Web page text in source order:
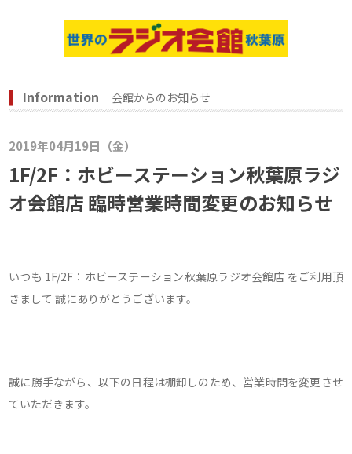
Information 会館からのお知らせ
2019年04月19日（金）
1F/2F：ホビーステーション秋葉原ラジ
オ会館店 臨時営業時間変更のお知らせ
いつも 1F/2F：ホビーステーション秋葉原ラジオ会館店 をご利用頂
きまして 誠にありがとうございます。
誠に勝手ながら、以下の日程は棚卸しのため、営業時間を変更させ
ていただきます。